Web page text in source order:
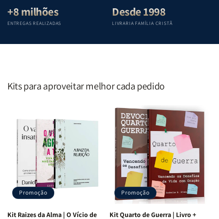
+8 milhões
ENTREGAS REALIZADAS
Desde 1998
LIVRARIA FAMÍLIA CRISTÃ
Kits para aproveitar melhor cada pedido
Promoção
Kit Raizes da Alma | O Vício de
Promoção
Kit Quarto de Guerra | Livro +